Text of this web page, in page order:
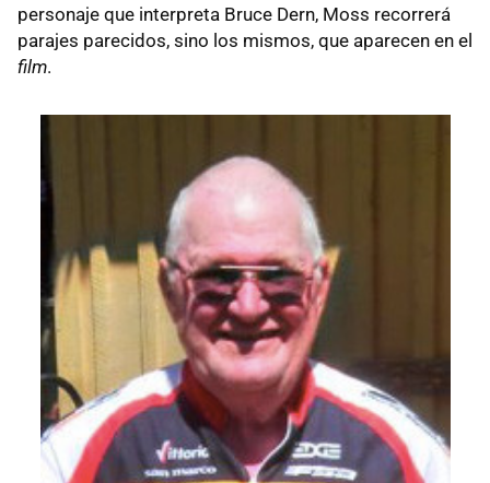
personaje que interpreta Bruce Dern, Moss recorrerá
parajes parecidos, sino los mismos, que aparecen en el
film.